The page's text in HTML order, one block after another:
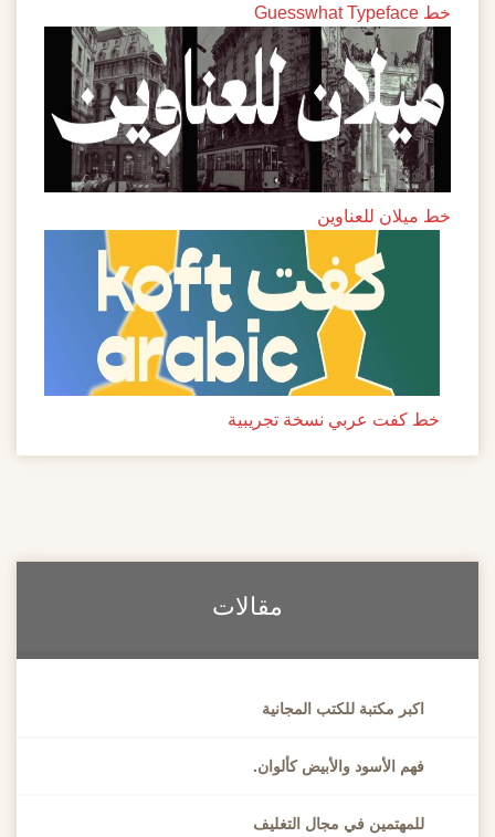
خط Guesswhat Typeface
خط ميلان للعناوين
خط كفت عربي نسخة تجريبية
مقالات
اكبر مكتبة للكتب المجانية
فهم الأسود والأبيض كألوان.
للمهتمين في مجال التغليف